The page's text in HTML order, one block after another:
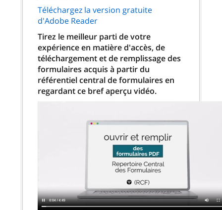
Téléchargez la version gratuite
d'Adobe Reader
Tirez le meilleur parti de votre
expérience en matière d'accès, de
téléchargement et de remplissage des
formulaires acquis à partir du
référentiel central de formulaires en
regardant ce bref aperçu vidéo.